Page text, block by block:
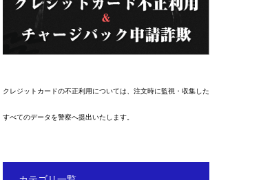
クレジットカードの不正利用については、注文時に監視・収集した
すべてのデータを警察へ提出いたします。